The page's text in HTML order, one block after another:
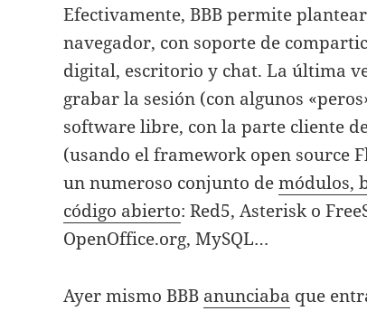
Efectivamente, BBB permite
navegador, con soporte de
digital, escritorio y chat. La última
grabar la sesión (con algunos
software libre, con la parte cliente
(usando el framework open source
un numeroso conjunto demódulos,
código abierto: Red5, Asterisk o
OpenOffice.org, MySQL…
Ayer mismo BBB anunciaba que